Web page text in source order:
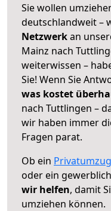
Sie wollen
deutschlandweit –
Netzwerkan
Mainz nach
weiterwissen –
Sie! Wenn Sie
was kostet
nach Tuttlingen –
wir haben immer
Fragen parat.
Ob ein Privatumzug
oder ein
wir helfen, damit
umziehen können.